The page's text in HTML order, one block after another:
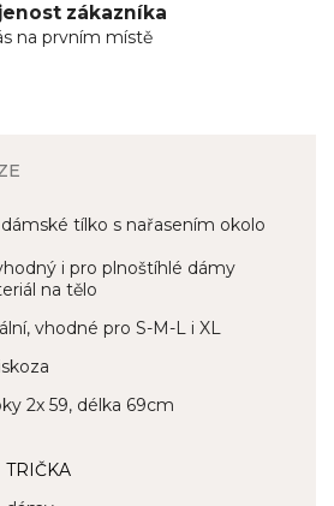
zákazníka
na prvním místě
tílko s nařasením okolo
i pro plnoštíhlé dámy
na tělo
vhodné pro S-M-L i XL
2x 59, délka 69cm
TRIČKA